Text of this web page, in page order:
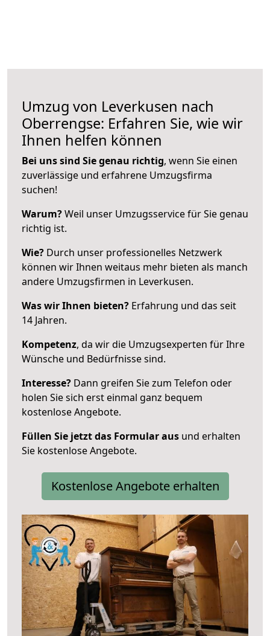
Umzug von Leverkusen nach
Oberrengse: Erfahren Sie, wie wir
Ihnen helfen können
Bei uns sind Sie genau richtig, wenn Sie einen
zuverlässige und erfahrene Umzugsfirma
suchen!
Warum?Weil unser Umzugsservice für Sie genau
richtig ist.
Wie? Durch unser professionelles Netzwerk
können wir Ihnen weitaus mehr bieten als manch
andere Umzugsfirmen in Leverkusen.
Was wir Ihnen bieten? Erfahrung und das seit
14 Jahren.
Kompetenz, da wir die Umzugsexperten für Ihre
Wünsche und Bedürfnisse sind.
Interesse? Dann greifen Sie zum Telefon oder
holen Sie sich erst einmal ganz bequem
kostenlose Angebote.
Füllen Sie jetzt das Formular aus und erhalten
Sie kostenlose Angebote.
Kostenlose Angebote erhalten